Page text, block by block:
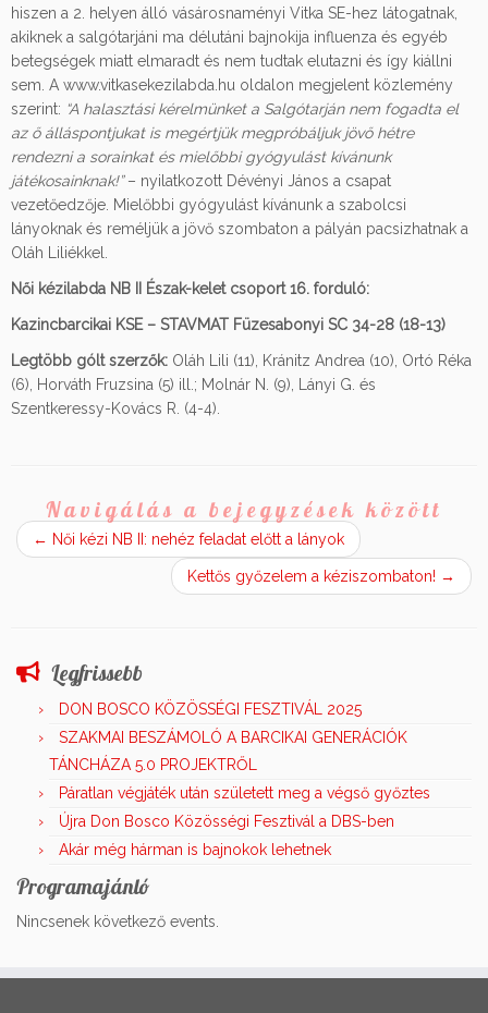
hiszen a 2. helyen álló vásárosnaményi Vitka SE-hez látogatnak,
akiknek a salgótarjáni ma délutáni bajnokija influenza és egyéb
betegségek miatt elmaradt és nem tudtak elutazni és így kiállni
sem. A www.vitkasekezilabda.hu oldalon megjelent közlemény
szerint: “A halasztási kérelmünket a Salgótarján nem fogadta el
az ő álláspontjukat is megértjük megpróbáljuk jövő hétre
rendezni a sorainkat és mielőbbi gyógyulást kívánunk
játékosainknak!”– nyilatkozott Dévényi János a csapat
vezetőedzője. Mielőbbi gyógyulást kívánunk a szabolcsi
lányoknak és reméljük a jövő szombaton a pályán pacsizhatnak a
Oláh Liliékkel.
Női kézilabda NB II Észak-kelet csoport 16. forduló:
Kazincbarcikai KSE – STAVMAT Füzesabonyi SC 34-28 (18-13)
Legtöbb gólt szerzők: Oláh Lili (11), Kránitz Andrea (10), Ortó Réka
(6), Horváth Fruzsina (5) ill.; Molnár N. (9), Lányi G. és
Szentkeressy-Kovács R. (4-4).
Navigálás a bejegyzések között
← Női kézi NB II: nehéz feladat előtt a lányok
Kettős győzelem a kéziszombaton! →
Legfrissebb
DON BOSCO KÖZÖSSÉGI FESZTIVÁL 2025
SZAKMAI BESZÁMOLÓ A BARCIKAI GENERÁCIÓK
TÁNCHÁZA 5.0 PROJEKTRŐL
Páratlan végjáték után született meg a végső győztes
Újra Don Bosco Közösségi Fesztivál a DBS-ben
Akár még hárman is bajnokok lehetnek
Programajánló
Nincsenek következő events.